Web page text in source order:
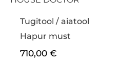
Tugitool / aiatool
Hapur must
710,00€